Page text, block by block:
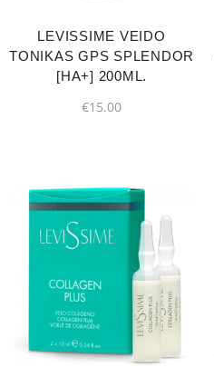
LEVISSIME VEIDO
TONIKAS GPS SPLENDOR
[HA+] 200ML.
€15.00